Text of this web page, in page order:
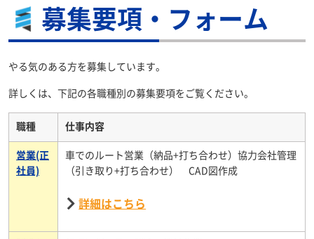
募集要項・フォーム
やる気のある方を募集しています。
詳しくは、下記の各職種別の募集要項をご覧ください。
職種 仕事内容
営業(正
社員)
車でのルート営業（納品+打ち合わせ）協力会社管理
（引き取り+打ち合わせ） CAD図作成
詳細はこちら